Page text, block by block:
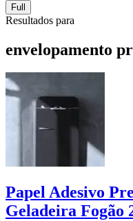
Full
Resultados para
envelopamento
Papel Adesivo
Geladeira Fogão